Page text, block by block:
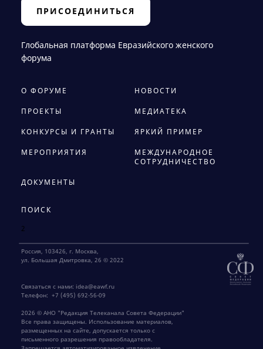
ПРИСОЕДИНИТЬСЯ
Глобальная платформа Евразийского женского
форума
О ФОРУМЕ НОВОСТИ
ПРОЕКТЫ МЕДИАТЕКА
КОНКУРСЫ И ГРАНТЫ ЯРКИЙ ПРИМЕР
МЕРОПРИЯТИЯ
МЕЖДУНАРОДНОЕ
СОТРУДНИЧЕСТВО
ДОКУМЕНТЫ
ПОИСК
2
2026 © АНО "Редакция Телеканала Совета Федерации"
Все права защищены. Использование материалов,
размещенных на сайте, допускается только с
письменного разрешения правообладателя.
Россия, 103426, г. Москва,
ул. Большая Дмитровка, 26 © 2022
Связаться с нами: idea@eawf.ru
Телефон: +7 (495) 692-56-09